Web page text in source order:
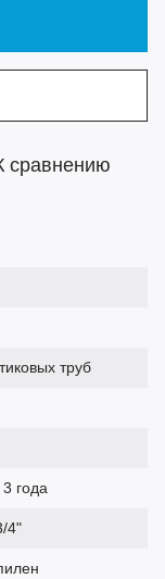
сравнению
труб
3 года
4"